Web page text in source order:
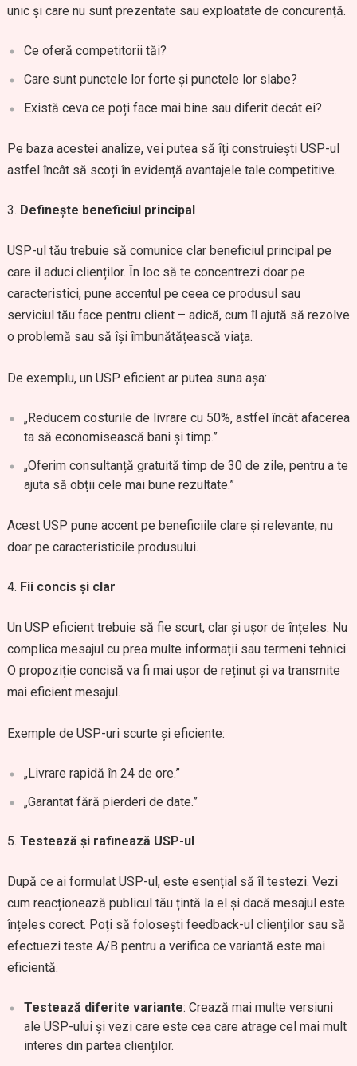
unic și care nu sunt prezentate sau exploatate de concurență.
Ce oferă competitorii tăi?
Care sunt punctele lor forte și punctele lor slabe?
Există ceva ce poți face mai bine sau diferit decât ei?
Pe baza acestei analize, vei putea să îți construiești USP-ul
astfel încât să scoți în evidență avantajele tale competitive.
Definește beneficiul principal
USP-ul tău trebuie să comunice clar beneficiul principal pe
care îl aduci clienților. În loc să te concentrezi doar pe
caracteristici, pune accentul pe ceea ce produsul sau
serviciul tău face pentru client – adică, cum îl ajută să rezolve
o problemă sau să își îmbunătățească viața.
De exemplu, un USP eficient ar putea suna așa:
„Reducem costurile de livrare cu 50%, astfel încât afacerea
ta să economisească bani și timp.”
„Oferim consultanță gratuită timp de 30 de zile, pentru a te
ajuta să obții cele mai bune rezultate.”
Acest USP pune accent pe beneficiile clare și relevante, nu
doar pe caracteristicile produsului.
Fii concis și clar
Un USP eficient trebuie să fie scurt, clar și ușor de înțeles. Nu
complica mesajul cu prea multe informații sau termeni tehnici.
O propoziție concisă va fi mai ușor de reținut și va transmite
mai eficient mesajul.
Exemple de USP-uri scurte și eficiente:
„Livrare rapidă în 24 de ore.”
„Garantat fără pierderi de date.”
Testează și rafinează USP-ul
După ce ai formulat USP-ul, este esențial să îl testezi. Vezi
cum reacționează publicul tău țintă la el și dacă mesajul este
înțeles corect. Poți să folosești feedback-ul clienților sau să
efectuezi teste A/B pentru a verifica ce variantă este mai
eficientă.
Testează diferite variante: Crează mai multe versiuni
ale USP-ului și vezi care este cea care atrage cel mai mult
interes din partea clienților.